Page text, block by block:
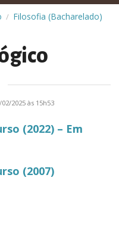
/ Filosofia (Bacharelado)
2025 às 15h53
(2022) – Em
(2007)